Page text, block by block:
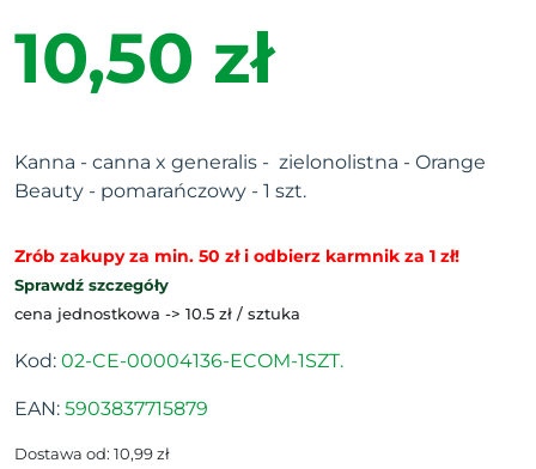
10,50 zł
Kanna - canna x generalis - zielonolistna - Orange
Beauty - pomarańczowy - 1 szt.
Zrób zakupy za min. 50 zł i odbierz karmnik za 1 zł!
Sprawdź szczegóły
cena jednostkowa -> 10.5 zł / sztuka
Kod: 02-CE-00004136-ECOM-1SZT.
EAN: 5903837715879
Dostawa od: 10,99 zł